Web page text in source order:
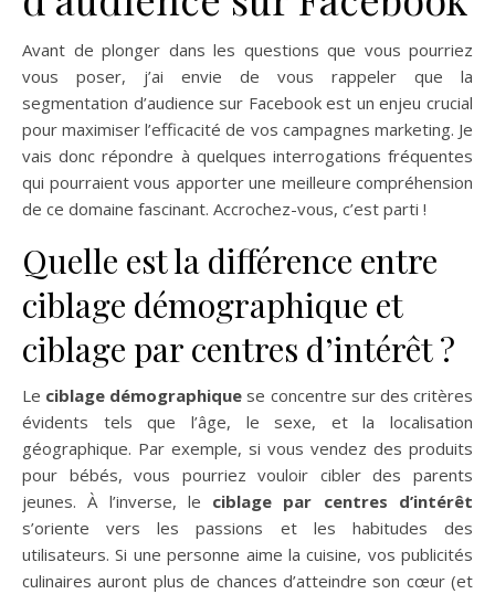
Avant de plonger dans les questions que vous pourriez
vous poser, j’ai envie de vous rappeler que la
segmentation d’audience sur Facebook est un enjeu crucial
pour maximiser l’efficacité de vos campagnes marketing. Je
vais donc répondre à quelques interrogations fréquentes
qui pourraient vous apporter une meilleure compréhension
de ce domaine fascinant. Accrochez-vous, c’est parti !
Quelle est la différence entre
ciblage démographique et
ciblage par centres d’intérêt ?
Le ciblage démographique se concentre sur des critères
évidents tels que l’âge, le sexe, et la localisation
géographique. Par exemple, si vous vendez des produits
pour bébés, vous pourriez vouloir cibler des parents
jeunes. À l’inverse, le ciblage par centres d’intérêt
s’oriente vers les passions et les habitudes des
utilisateurs. Si une personne aime la cuisine, vos publicités
culinaires auront plus de chances d’atteindre son cœur (et